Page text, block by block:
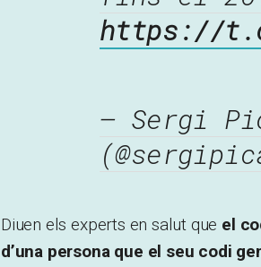
https://
— Sergi
Diuen els experts en salut que el
d’una persona que el seu codi